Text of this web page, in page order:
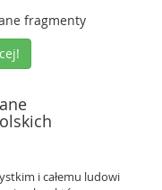
fragmenty
i całemu ludowi